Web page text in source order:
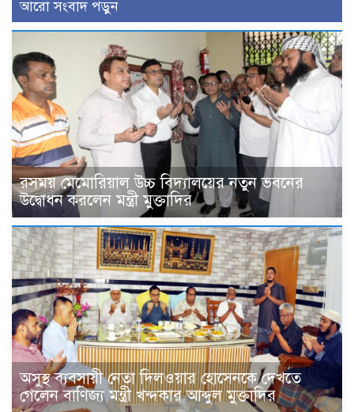
আরো সংবাদ পড়ুন
রসময় মেমোরিয়াল উচ্চ বিদ্যালয়ের নতুন ভবনের
উদ্বোধন করলেন মন্ত্রী মুক্তাদির
অসুস্থ ব্যবসায়ী নেতা দিলওয়ার হোসেনকে দেখতে
গেলেন বাণিজ্য মন্ত্রী খন্দকার আব্দুল মুক্তাদির